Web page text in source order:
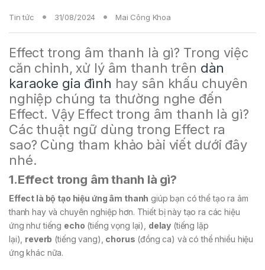
Tin tức 31/08/2024 Mai Công Khoa
Effect trong âm thanh là gì? Trong việc
căn chỉnh, xử lý âm thanh trên dàn
karaoke gia đình hay sân khấu chuyên
nghiệp chúng ta thường nghe đến
Effect. Vậy Effect trong âm thanh là gì?
Các thuật ngữ dùng trong Effect ra
sao? Cùng tham khảo bài viết dưới đây
nhé.
1.Effect trong âm thanh là gì?
Effect là bộ tạo hiệu ứng âm thanh giúp bạn có thể tạo ra âm
thanh hay và chuyên nghiệp hơn. Thiết bị này tạo ra các hiệu
ứng như tiếng echo (tiếng vọng lại), delay (tiếng lặp
lại), reverb (tiếng vang), chorus (đồng ca) và có thể nhiều hiệu
ứng khác nữa.